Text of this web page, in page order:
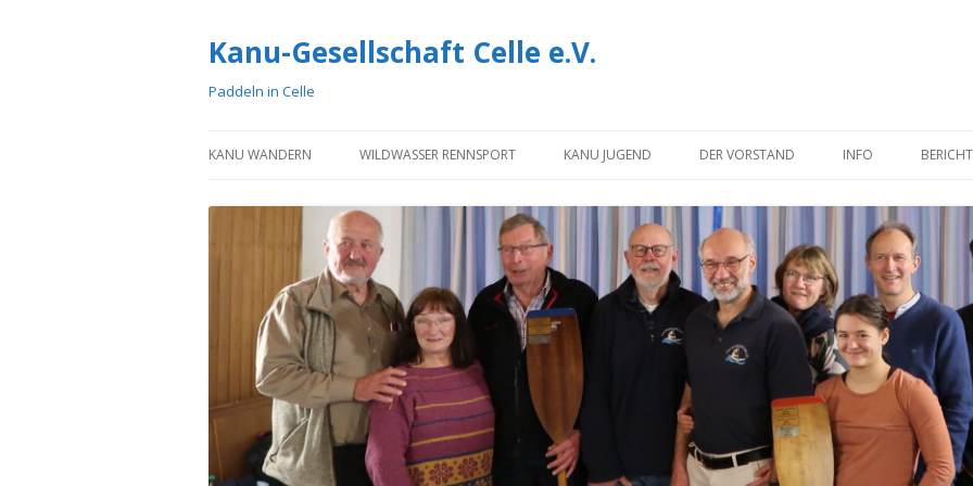
Kanu-Gesellschaft Celle e.V.
Paddeln in Celle
Inhalt
KANU WANDERN WILDWASSER RENNSPORT KANU JUGEND DER VORSTAND INFO
INFORMATIONEN
DOWNLOADS
IMPRESSUM